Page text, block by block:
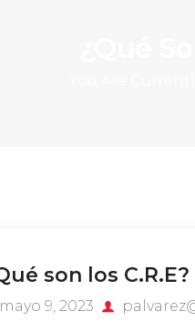
son los
mayo 9, 2023